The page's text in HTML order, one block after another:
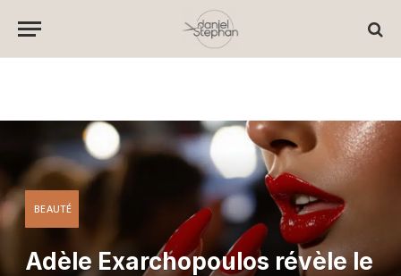
BEAUTÉ
Adèle Exarchopoulos révèle le